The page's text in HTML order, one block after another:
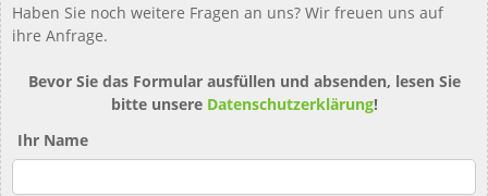
Haben Sie noch weitere Fragen an uns? Wir freuen uns auf
ihre Anfrage.
Bevor Sie das Formular ausfüllen und absenden, lesen Sie
bitte unsere Datenschutzerklärung!
Ihr Name